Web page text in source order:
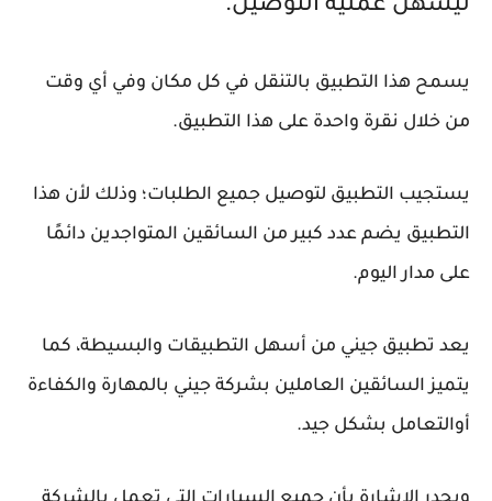
ليسهل عملية التوصيل.
يسمح هذا التطبيق بالتنقل في كل مكان وفي أي وقت
من خلال نقرة واحدة على هذا التطبيق.
يستجيب التطبيق لتوصيل جميع الطلبات؛ وذلك لأن هذا
التطبيق يضم عدد كبير من السائقين المتواجدين دائمًا
على مدار اليوم.
يعد تطبيق جيني من أسهل التطبيقات والبسيطة، كما
يتميز السائقين العاملين بشركة جيني بالمهارة والكفاءة
أوالتعامل بشكل جيد.